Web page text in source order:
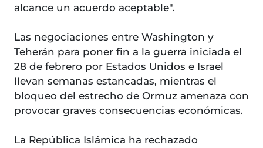
alcance un acuerdo aceptable".
Las negociaciones entre Washington y
Teherán para poner fin a la guerra iniciada el
28 de febrero por Estados Unidos e Israel
llevan semanas estancadas, mientras el
bloqueo del estrecho de Ormuz amenaza con
provocar graves consecuencias económicas.
La República Islámica ha rechazado